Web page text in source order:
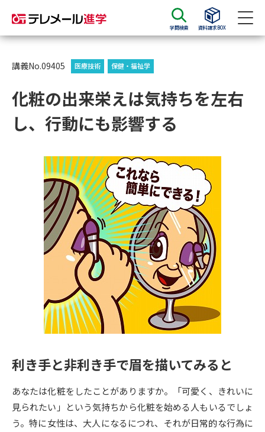
学問検索 資料請求BOX
資料請求
大学・短大の資料種類から請求
総合型選抜・学校推薦型選抜 募
集要項＆願書
大学入学共通テスト利用選抜の
募集要項＆願書
過去問題集
大学・短大以外の資料から請求
専門学校の資料請求 大学院の資料請求
留学・進学関連、塾・予備校
大学入学共通テスト「受験案
内」の請求
大学入学共通テスト「受験上の
配慮案内」の請求
高等学校卒業程度認定試験
幼稚園教員資格認定試験 小学校教員資格認定試験
高等学校（情報）教員資格認定
試験
講義No.09405 医療技術 保健・福祉学
化粧の出来栄えは気持ちを左右
し、行動にも影響する
利き手と非利き手で眉を描いてみると
あなたは化粧をしたことがありますか。「可愛く、きれいに
見られたい」という気持ちから化粧を始める人もいるでしょ
う。特に女性は、大人になるにつれ、それが日常的な行為に